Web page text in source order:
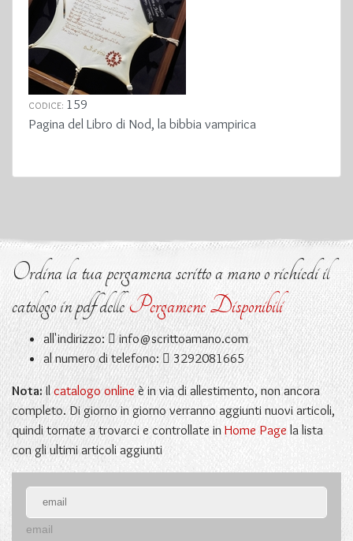
CODICE: 159
Pagina del Libro di Nod, la bibbia vampirica
Ordina la tua pergamena scritto a mano o richiedi il
catologo in pdf dellePergamene Disponibili
all'indirizzo: info@scrittoamano.com
al numero di telefono:
3292081665
Nota:Il catalogo onlineè in via di allestimento, non ancora
completo. Di giorno in giorno verranno aggiunti nuovi articoli,
quindi tornate a trovarci e controllate in Home Page la lista
con gli ultimi articoli aggiunti
email